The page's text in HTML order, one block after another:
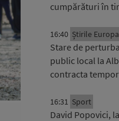
cumpărături în
16:40 Știrile
Stare de
public local la
contracta
16:31 Sport
David Popovici,